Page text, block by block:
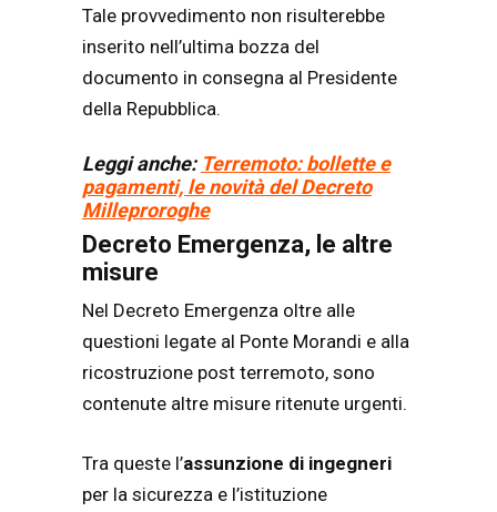
Tale provvedimento non risulterebbe
inserito nell’ultima bozza del
documento in consegna al Presidente
della Repubblica.
Leggi anche: Terremoto: bollette e
pagamenti, le novità del Decreto
Milleproroghe
Decreto Emergenza, le altre
misure
Nel Decreto Emergenza oltre alle
questioni legate al Ponte Morandi e alla
ricostruzione post terremoto, sono
contenute altre misure ritenute urgenti.
Tra queste l’assunzione di ingegneri
per la sicurezza e l’istituzione